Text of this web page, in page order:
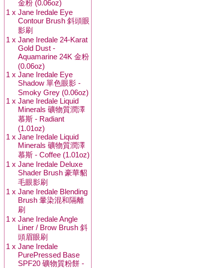
金粉 (0.06oz)
1 x Jane Iredale Eye
Contour Brush 斜頭眼
影刷
1 x Jane Iredale 24-Karat
Gold Dust -
Aquamarine 24K 金粉
(0.06oz)
1 x Jane Iredale Eye
Shadow 單色眼影 -
Smoky Grey (0.06oz)
1 x Jane Iredale Liquid
Minerals 礦物質潤澤
慕斯 - Radiant
(1.01oz)
1 x Jane Iredale Liquid
Minerals 礦物質潤澤
慕斯 - Coffee (1.01oz)
1 x Jane Iredale Deluxe
Shader Brush 豪華貂
毛眼影刷
1 x Jane Iredale Blending
Brush 暈染混和隔離
刷
1 x Jane Iredale Angle
Liner / Brow Brush 斜
頭眉眼刷
1 x Jane Iredale
PurePressed Base
SPF20 礦物質粉餅 -